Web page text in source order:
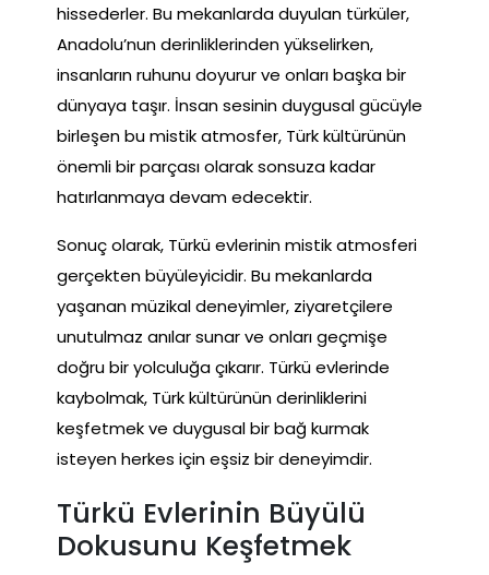
hissederler. Bu mekanlarda duyulan türküler,
Anadolu’nun derinliklerinden yükselirken,
insanların ruhunu doyurur ve onları başka bir
dünyaya taşır. İnsan sesinin duygusal gücüyle
birleşen bu mistik atmosfer, Türk kültürünün
önemli bir parçası olarak sonsuza kadar
hatırlanmaya devam edecektir.
Sonuç olarak, Türkü evlerinin mistik atmosferi
gerçekten büyüleyicidir. Bu mekanlarda
yaşanan müzikal deneyimler, ziyaretçilere
unutulmaz anılar sunar ve onları geçmişe
doğru bir yolculuğa çıkarır. Türkü evlerinde
kaybolmak, Türk kültürünün derinliklerini
keşfetmek ve duygusal bir bağ kurmak
isteyen herkes için eşsiz bir deneyimdir.
Türkü Evlerinin Büyülü
Dokusunu Keşfetmek